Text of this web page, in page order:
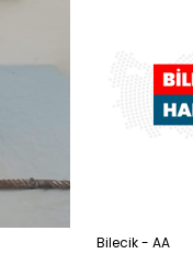
Bilecik - AA